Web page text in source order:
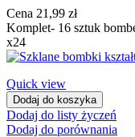
Cena 21,99 zł
Komplet- 16 sztuk
x24
Quick view
Dodaj do koszyka
Dodaj do listy życzeń
Dodaj do porównania